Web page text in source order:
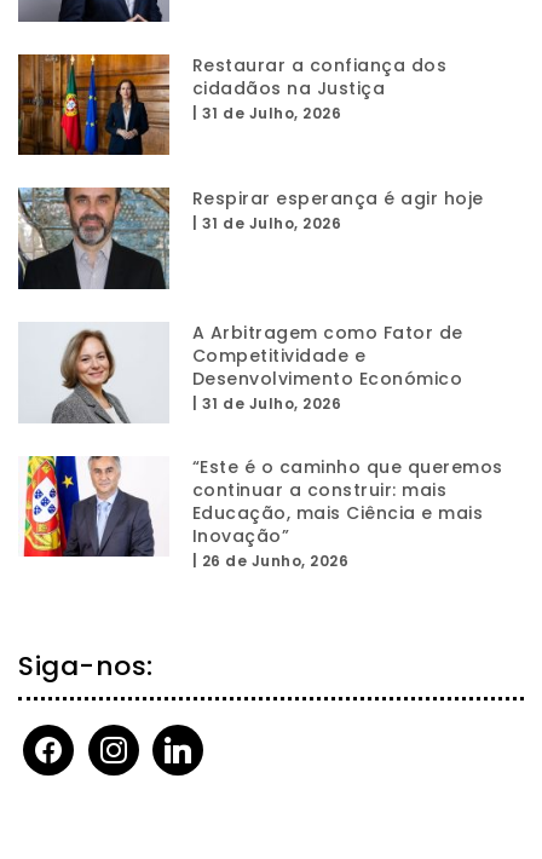
Restaurar a confiança dos
cidadãos na Justiça
31 de Julho, 2026
Respirar esperança é agir hoje
31 de Julho, 2026
A Arbitragem como Fator de
Competitividade e
Desenvolvimento Económico
31 de Julho, 2026
“Este é o caminho que queremos
continuar a construir: mais
Educação, mais Ciência e mais
Inovação”
26 de Junho, 2026
Siga-nos:
facebookinstagramlinkedin